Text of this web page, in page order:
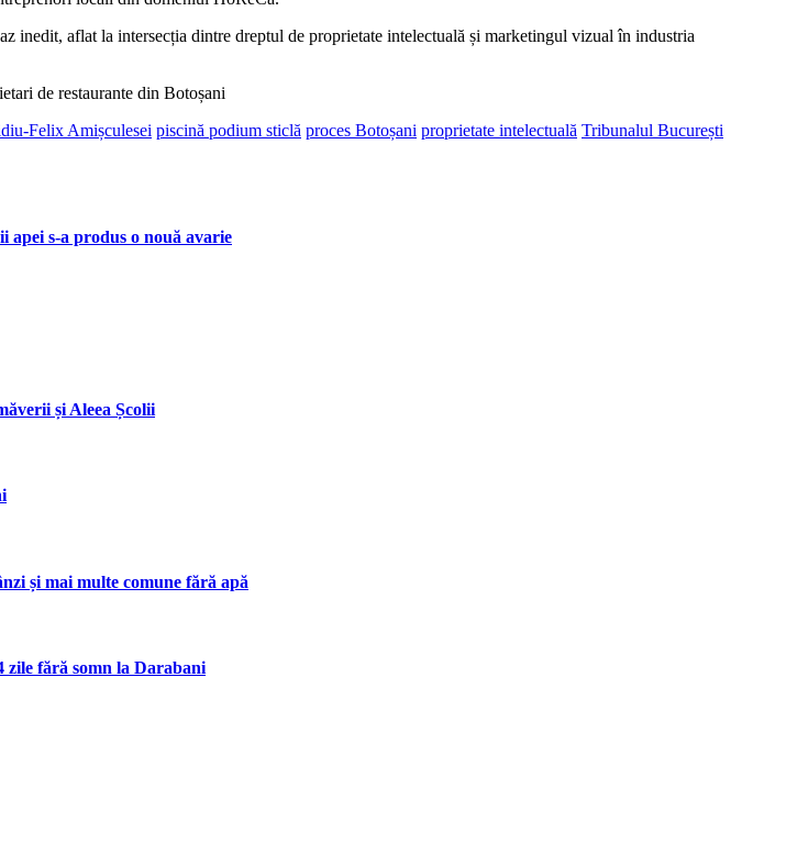
aflat la intersecția dintre dreptul de proprietate intelectuală și marketingul vizual în industria
Felix Amișculesei piscină podium sticlă proces Botoșani proprietate intelectuală Tribunalul București
s-a produs o nouă avarie
și Aleea Școlii
și mai multe comune fără apă
zile fără somn la Darabani